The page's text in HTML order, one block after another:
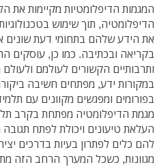
המגמות הדיפלומטיות מקיימות
הדיפלומטיה, תוך שימוש
את הידע שלהם בתחומי דעת שונים
בקריאה ובכתיבה. כמו כן, עוסקים
ותרבותיים הקשורים לעולמם
במקורות ידע, מפתחים חשיבה
בפורומים ומפגשים מקוונים עם
מגמת הדיפלומטיה מפתחת בקרב
העלאת טיעונים ויכולת לפתח
להם כלים לפתרון בעיות בדרכים
מגוונות, כשכל המערך הרחב הזה